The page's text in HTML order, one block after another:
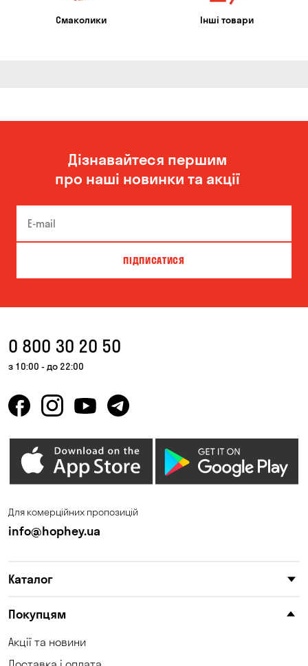
Смаколики Інші товари
Дізнавайтеся першим
про наші новинки та акції
ПІДПИСАТИСЯ
0 800 30 20 50
з 10:00 - до 22:00
Для комерційних пропозицій
info@hophey.ua
Каталог
Покупцям
Акції та новини